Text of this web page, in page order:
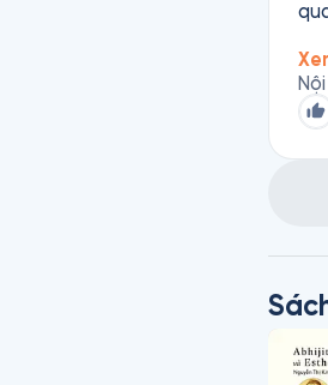
quan từ các